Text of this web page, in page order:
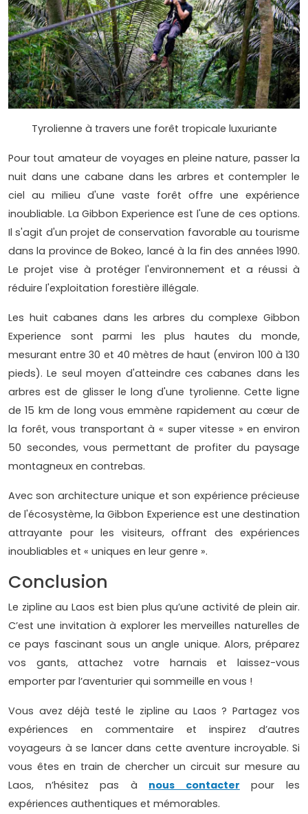
Tyrolienne à travers une forêt tropicale luxuriante
Pour tout amateur de voyages en pleine nature, passer la
nuit dans une cabane dans les arbres et contempler le
ciel au milieu d'une vaste forêt offre une expérience
inoubliable. La Gibbon Experience est l'une de ces options.
Il s'agit d'un projet de conservation favorable au tourisme
dans la province de Bokeo, lancé à la fin des années 1990.
Le projet vise à protéger l'environnement et a réussi à
réduire l'exploitation forestière illégale.
Les huit cabanes dans les arbres du complexe Gibbon
Experience sont parmi les plus hautes du monde,
mesurant entre 30 et 40 mètres de haut (environ 100 à 130
pieds). Le seul moyen d'atteindre ces cabanes dans les
arbres est de glisser le long d'une tyrolienne. Cette ligne
de 15 km de long vous emmène rapidement au cœur de
la forêt, vous transportant à « super vitesse » en environ
50 secondes, vous permettant de profiter du paysage
montagneux en contrebas.
Avec son architecture unique et son expérience précieuse
de l'écosystème, la Gibbon Experience est une destination
attrayante pour les visiteurs, offrant des expériences
inoubliables et « uniques en leur genre ».
Conclusion
Le zipline au Laos est bien plus qu’une activité de plein air.
C’est une invitation à explorer les merveilles naturelles de
ce pays fascinant sous un angle unique. Alors, préparez
vos gants, attachez votre harnais et laissez-vous
emporter par l’aventurier qui sommeille en vous !
Vous avez déjà testé le zipline au Laos ? Partagez vos
expériences en commentaire et inspirez d’autres
voyageurs à se lancer dans cette aventure incroyable. Si
vous êtes en train de chercher un circuit sur mesure au
Laos, n’hésitez pas à nous contacter pour les
expériences authentiques et mémorables.